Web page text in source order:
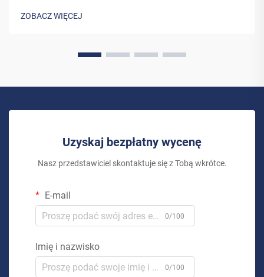
domowego to coś więcej niż tylko inwestycja w...
ZOBACZ WIĘCEJ
Uzyskaj bezpłatny wycenę
Nasz przedstawiciel skontaktuje się z Tobą wkrótce.
E-mail
0/100
Imię i nazwisko
0/100